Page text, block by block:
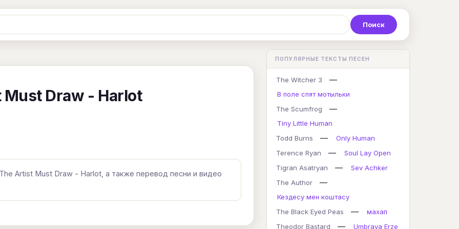
С Т У Ф Х Ц
L M N O P Q
Y Z #
Must Draw - Harlot
Artist Must Draw - Harlot, а также перевод песни и видео
ПОПУЛЯРНЫЕ ТЕКСТЫ ПЕСЕН
The Witcher 3 —
В поле спят мотыльки
The Scumfrog
—
Tiny Little Human
Todd Burns
—
Only Human
Terence Ryan
—
Soul Lay Open
Tigran Asatryan
—
Sev Achker
The Author
—
Кездесу мен коштасу
The Black Eyed Peas
—
махап
Theodor Bastard
—
Umbraya Erze